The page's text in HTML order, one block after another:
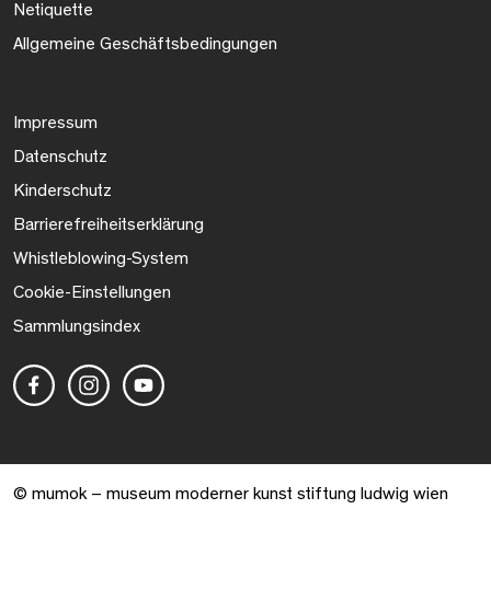
Netiquette
Allgemeine Geschäftsbedingungen
Impressum
Datenschutz
Kinderschutz
Barrierefreiheitserklärung
Whistleblowing-System
Cookie-Einstellungen
Sammlungsindex
© mumok – museum moderner kunst stiftung ludwig wien